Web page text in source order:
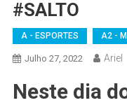
#SALTO
A - ESPORTES A2 -
Julho 27, 2022 Ariel
Neste dia